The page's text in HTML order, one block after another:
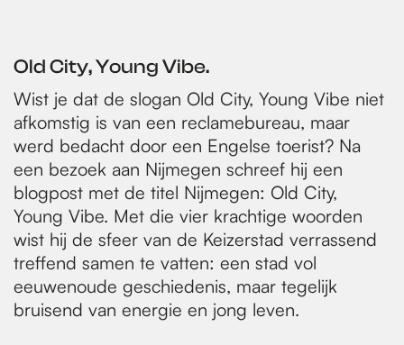
Old City, Young Vibe.
Wist je dat de slogan Old City, Young Vibe niet
afkomstig is van een reclamebureau, maar
werd bedacht door een Engelse toerist? Na
een bezoek aan Nijmegen schreef hij een
blogpost met de titel Nijmegen: Old City,
Young Vibe. Met die vier krachtige woorden
wist hij de sfeer van de Keizerstad verrassend
treffend samen te vatten: een stad vol
eeuwenoude geschiedenis, maar tegelijk
bruisend van energie en jong leven.